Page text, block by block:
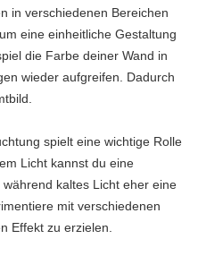
in verschiedenen Bereichen
eine einheitliche Gestaltung
die Farbe deiner Wand in
wieder aufgreifen. Dadurch
spielt eine wichtige Rolle
Licht kannst du eine
kaltes Licht eher eine
mit verschiedenen
Effekt zu erzielen.